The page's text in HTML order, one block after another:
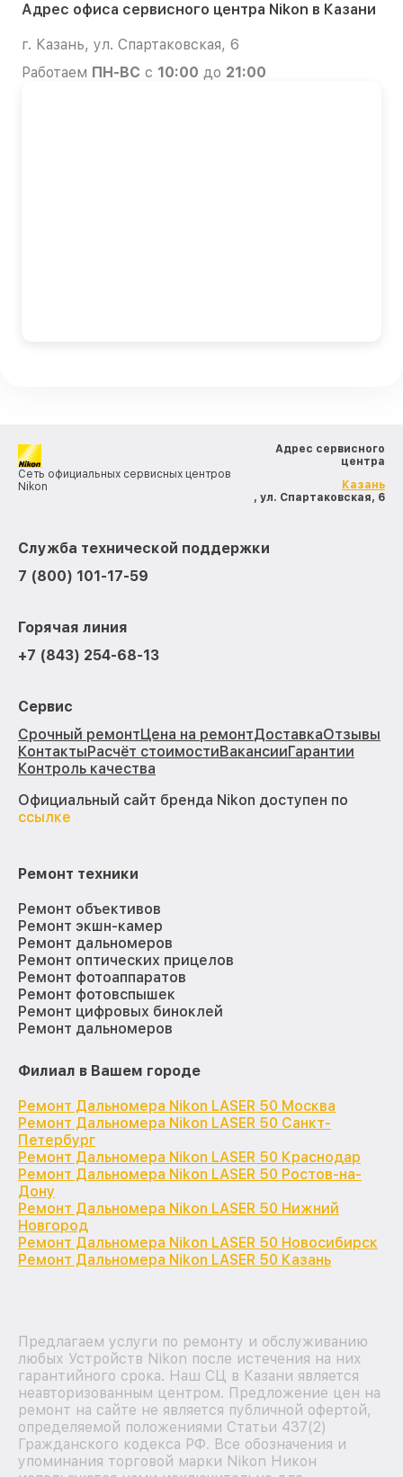
Адрес офиса сервисного центра Nikon в Казани
г. Казань, ул. Спартаковская, 6
Работаем ПН-ВС с 10:00 до 21:00
Сеть официальных сервисных центров
Nikon
Адрес сервисного
центра
Казань
, ул. Спартаковская, 6
Служба технической поддержки
7 (800) 101-17-59
Горячая линия
+7 (843) 254-68-13
Сервис
Срочный ремонтЦена на ремонтДоставкаОтзывы
КонтактыРасчёт стоимостиВакансииГарантии
Контроль качества
Официальный сайт бренда Nikon доступен по
ссылке
Ремонт техники
Ремонт объективов
Ремонт экшн-камер
Ремонт дальномеров
Ремонт оптических прицелов
Ремонт фотоаппаратов
Ремонт фотовспышек
Ремонт цифровых биноклей
Ремонт дальномеров
Филиал в Вашем городе
Ремонт Дальномера Nikon LASER 50 Москва
Ремонт Дальномера Nikon LASER 50 Санкт-
Петербург
Ремонт Дальномера Nikon LASER 50 Краснодар
Ремонт Дальномера Nikon LASER 50 Ростов-на-
Дону
Ремонт Дальномера Nikon LASER 50 Нижний
Новгород
Ремонт Дальномера Nikon LASER 50 Новосибирск
Ремонт Дальномера Nikon LASER 50 Казань
Предлагаем услуги по ремонту и обслуживанию
любых Устройств Nikon после истечения на них
гарантийного срока. Наш СЦ в Казани является
неавторизованным центром. Предложение цен на
ремонт на сайте не является публичной офертой,
определяемой положениями Статьи 437(2)
Гражданского кодекса РФ. Все обозначения и
упоминания торговой марки Nikon Никон